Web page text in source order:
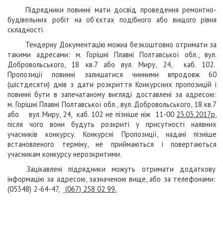
Підрядники повинні мати досвід проведення ремонтно-
будівельних робіт на об’єктах подібного або вищого рівня
складності.
Тендерну Документацію можна безкоштовно отримати за
такими адресами: м. Горішні Плавні Полтавської обл., вул.
Добровольського, 18 кв.7 або вул. Миру, 24, каб. 102.
Пропозиції повинні залишатися чинними впродовж 60
(шістдесяти) днів з дати розкриття Конкурсних пропозицій і
повинні бути в запечатаному вигляді доставлені за адресою:
м. Горішні Плавні Полтавської обл., вул. Добровольського, 18 кв.7
або вул. Миру, 24, каб. 102 не пізніше ніж 11-00 23.03.2017р,
після чого вони будуть розкриті у присутності наявних
учасників конкурсу. Конкурсні Пропозиції, надані пізніше
встановленого терміну, не приймаються і повертаються
учасникам конкурсу нерозкритими.
Зацікавлені підрядники можуть отримати додаткову
інформацію за адресою, зазначеною вище, або за телефонами:
(05348) 2-64-47, (067) 258 02 99.